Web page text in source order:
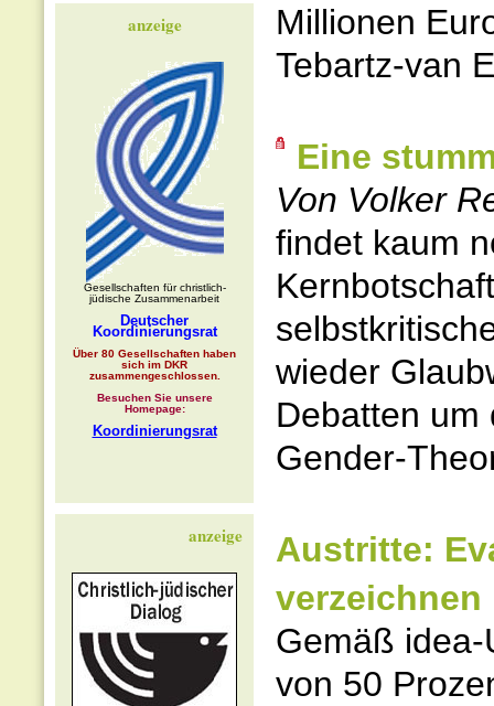
anzeige
Gesellschaften für christlich-
jüdische Zusammenarbeit
Deutscher
Koordinierungsrat
Über 80 Gesellschaften haben
sich im DKR
zusammengeschlossen.
Besuchen Sie unsere
Homepage:
Koordinierungsrat
anzeige
Millionen
Tebartz-van
Eine
Von Volker
findet kaum
wieder
Debatten um
Gender-
Austritte:
Gemäß
von 50